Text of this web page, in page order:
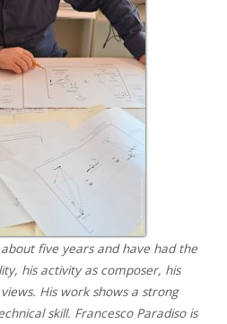
five years and have had the
his activity as composer, his
His work shows a strong
skill. Francesco Paradiso is